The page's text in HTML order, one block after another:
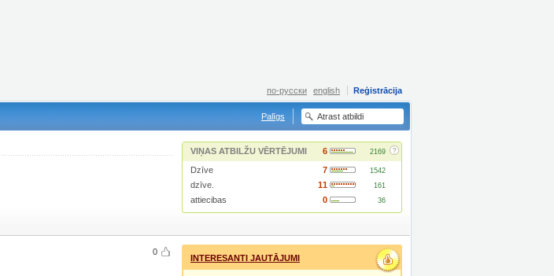
Reģistrācija
по-русски english
Palīgs
VIŅAS ATBILŽU VĒRTĒJUMI 6 2169 ?
Dzīve 7 1542
dzīve. 11 161
attiecibas 0 36
0
INTERESANTI JAUTĀJUMI